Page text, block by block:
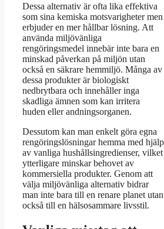
Dessa alternativ är ofta lika effektiva
som sina kemiska motsvarigheter men
erbjuder en mer hållbar lösning. Att
använda miljövänliga
rengöringsmedel innebär inte bara en
minskad påverkan på miljön utan
också en säkrare hemmiljö. Många av
dessa produkter är biologiskt
nedbrytbara och innehåller inga
skadliga ämnen som kan irritera
huden eller andningsorganen.
Dessutom kan man enkelt göra egna
rengöringslösningar hemma med hjälp
av vanliga hushållsingredienser, vilket
ytterligare minskar behovet av
kommersiella produkter. Genom att
välja miljövänliga alternativ bidrar
man inte bara till en renare planet utan
också till en hälsosammare livsstil.